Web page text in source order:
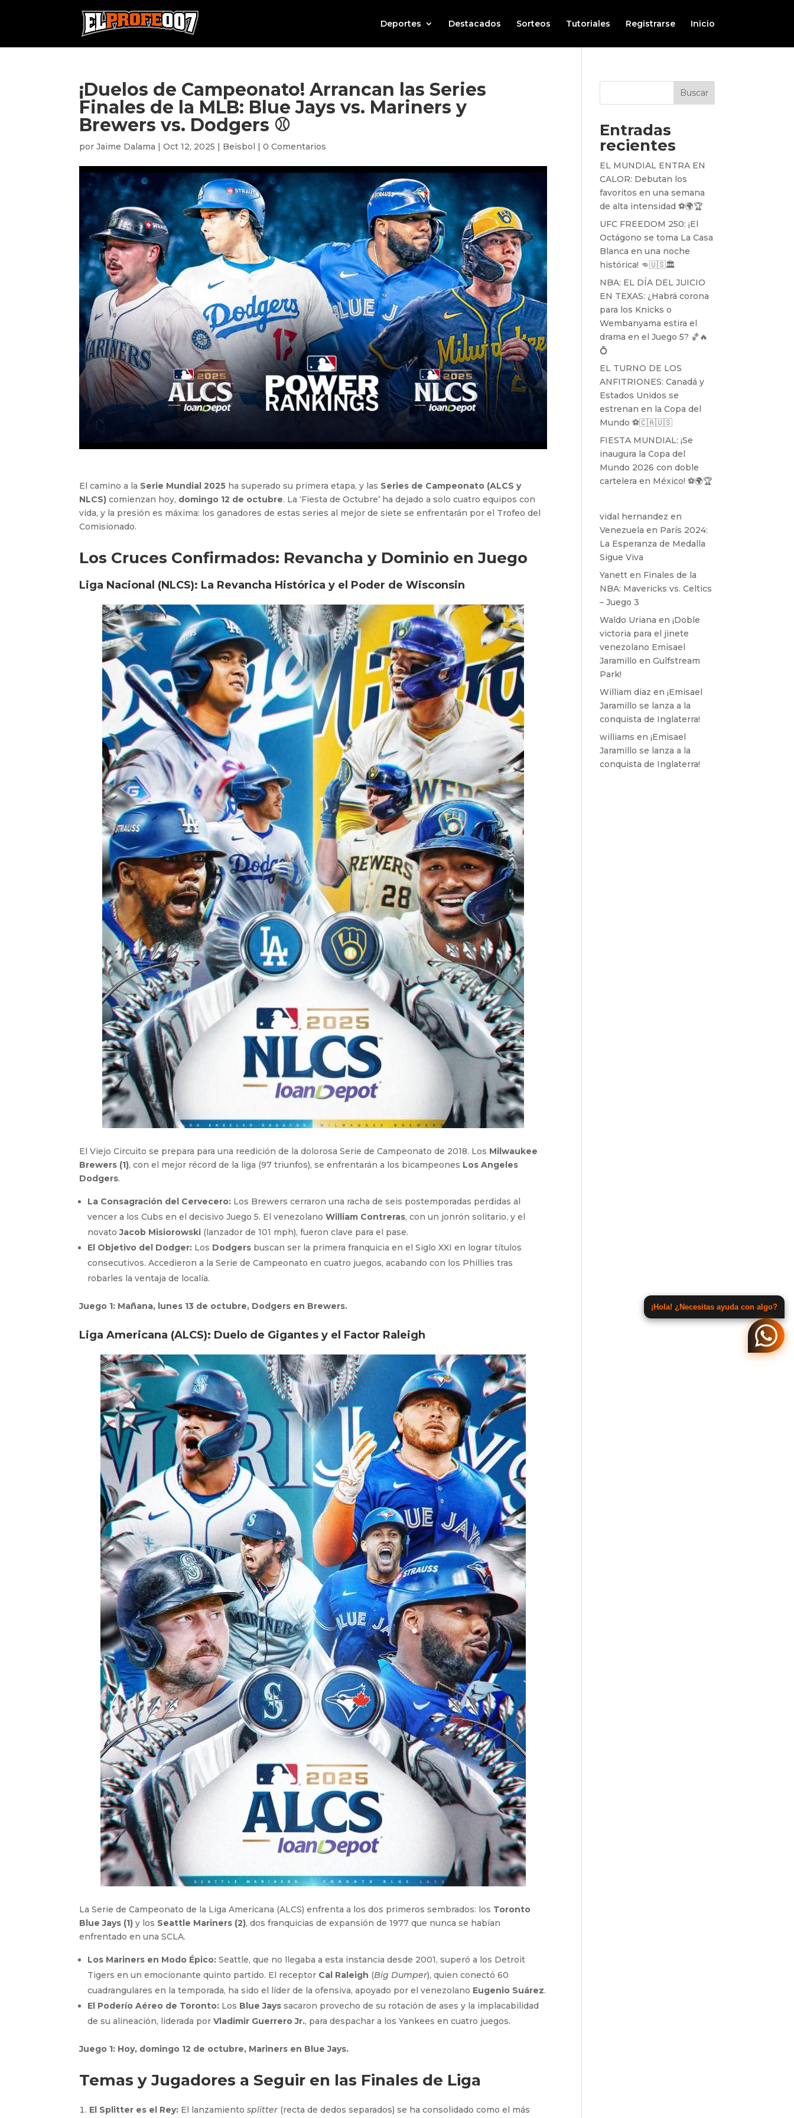
Deportes Destacados Sorteos Tutoriales Registrarse Inicio
¡Duelos de Campeonato! Arrancan las Series
Finales de la MLB: Blue Jays vs. Mariners y
Brewers vs. Dodgers ⚾
porJaime Dalama |Oct 12, 2025 | Beisbol |0 Comentarios
El camino a la Serie Mundial 2025 ha superado su primera etapa, y las Series de Campeonato (ALCS y
NLCS) comienzan hoy, domingo 12 de octubre. La ‘Fiesta de Octubre’ ha dejado a solo cuatro equipos con
vida, y la presión es máxima: los ganadores de estas series al mejor de siete se enfrentarán por el Trofeo del
Comisionado.
Los Cruces Confirmados: Revancha y Dominio en Juego
Liga Nacional (NLCS): La Revancha Histórica y el Poder de Wisconsin
El Viejo Circuito se prepara para una reedición de la dolorosa Serie de Campeonato de 2018. Los Milwaukee
Brewers (1), con el mejor récord de la liga (97 triunfos), se enfrentarán a los bicampeones Los Angeles
Dodgers.
La Consagración del Cervecero: Los Brewers cerraron una racha de seis postemporadas perdidas al
vencer a los Cubs en el decisivo Juego 5. El venezolanoWilliam Contreras, con un jonrón solitario, y el
novatoJacob Misiorowski (lanzador de 101 mph), fueron clave para el pase.
El Objetivo del Dodger: Los Dodgers buscan ser la primera franquicia en el Siglo XXI en lograr títulos
consecutivos. Accedieron a la Serie de Campeonato en cuatro juegos, acabando con los Phillies tras
robarles la ventaja de localía.
Juego 1: Mañana, lunes 13 de octubre, Dodgers en Brewers.
Liga Americana (ALCS): Duelo de Gigantes y el Factor Raleigh
La Serie de Campeonato de la Liga Americana (ALCS) enfrenta a los dos primeros sembrados: los Toronto
Blue Jays (1) y los Seattle Mariners (2), dos franquicias de expansión de 1977 que nunca se habían
enfrentado en una SCLA.
Los Mariners en Modo Épico: Seattle, que no llegaba a esta instancia desde 2001, superó a los Detroit
Tigers en un emocionante quinto partido. El receptor Cal Raleigh (Big Dumper), quien conectó 60
cuadrangulares en la temporada, ha sido el líder de la ofensiva, apoyado por el venezolano Eugenio Suárez.
El Poderío Aéreo de Toronto: Los Blue Jays sacaron provecho de su rotación de ases y la implacabilidad
de su alineación, liderada porVladimir Guerrero Jr., para despachar a los Yankees en cuatro juegos.
Juego 1: Hoy, domingo 12 de octubre, Mariners en Blue Jays.
Temas y Jugadores a Seguir en las Finales de Liga
El Splitter es el Rey: El lanzamientosplitter (recta de dedos separados) se ha consolidado como el más
Buscar
Entradas
recientes
EL MUNDIAL ENTRA EN
CALOR: Debutan los
favoritos en una semana
de alta intensidad ⚽️🌍🏆
UFC FREEDOM 250: ¡El
Octágono se toma La Casa
Blanca en una noche
histórica! 👊🇺🇸🏛️
NBA: EL DÍA DEL JUICIO
EN TEXAS: ¿Habrá corona
para los Knicks o
Wembanyama estira el
drama en el Juego 5? 🏀🔥
💍
EL TURNO DE LOS
ANFITRIONES: Canadá y
Estados Unidos se
estrenan en la Copa del
Mundo ⚽️🇨🇦🇺🇸
FIESTA MUNDIAL: ¡Se
inaugura la Copa del
Mundo 2026 con doble
cartelera en México! ⚽️🌍🏆
vidal hernandez en
Venezuela en París 2024:
La Esperanza de Medalla
Sigue Viva
Yanett en Finales de la
NBA: Mavericks vs. Celtics
– Juego 3
Waldo Uriana en¡Doble
victoria para el jinete
venezolano Emisael
Jaramillo en Gulfstream
Park!
William diaz en¡Emisael
Jaramillo se lanza a la
conquista de Inglaterra!
williams en¡Emisael
Jaramillo se lanza a la
conquista de Inglaterra!
¡Hola! ¿Necesitas ayuda con algo?